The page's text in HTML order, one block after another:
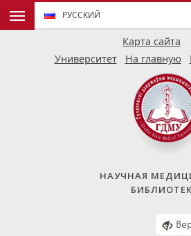
Карта сайта
РУССКИЙ
Университет На главную
НАУЧНАЯ